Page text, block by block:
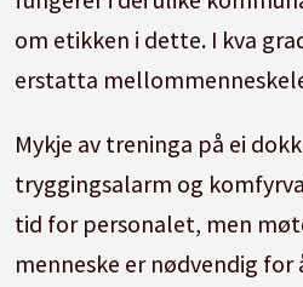
om etikken i dette. I kva
erstatta
Mykje av treninga på ei
tryggingsalarm og
tid for personalet, men
menneske er nødvendig for